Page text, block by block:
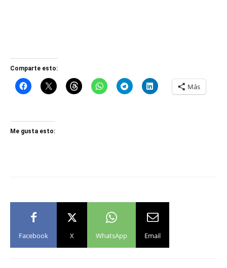
Comparte esto:
Más
Me gusta esto:
Facebook X WhatsApp Email